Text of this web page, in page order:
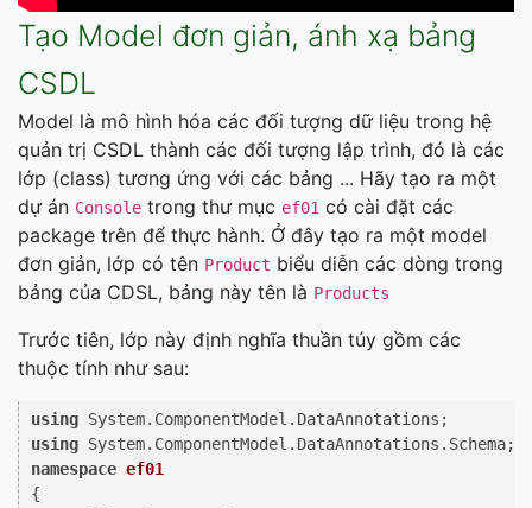
Tạo Model đơn giản, ánh xạ bảng
CSDL
Model là mô hình hóa các đối tượng dữ liệu trong hệ
quản trị CSDL thành các đối tượng lập trình, đó là các
lớp (class) tương ứng với các bảng ... Hãy tạo ra một
dự án Console trong thư mục ef01 có cài đặt các
package trên để thực hành. Ở đây tạo ra một model
đơn giản, lớp có tên Product biểu diễn các dòng trong
bảng của CDSL, bảng này tên là Products
Trước tiên, lớp này định nghĩa thuần túy gồm các
thuộc tính như sau:
using
using
namespace ef01
{